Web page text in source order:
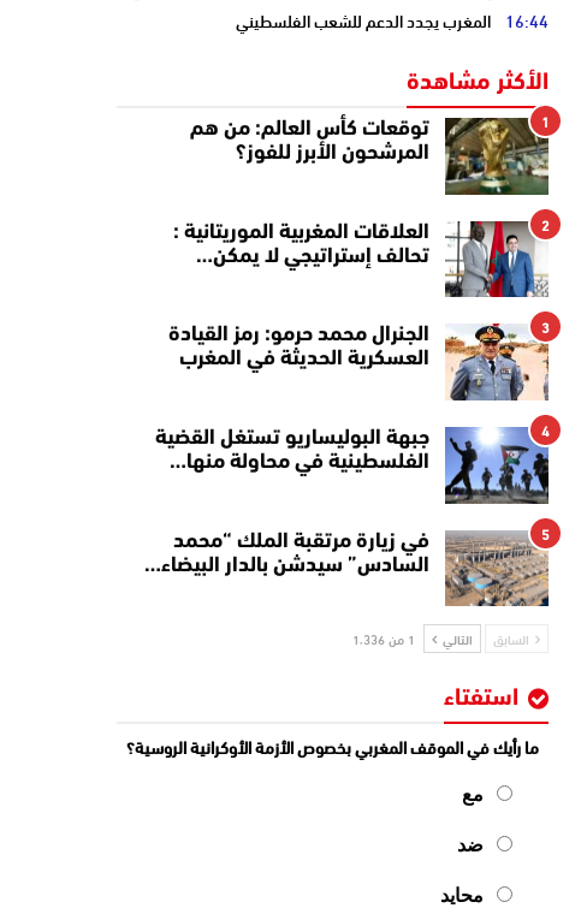
16:44 المغرب يجدد الدعم للشعب الفلسطيني
الأكثر مشاهدة
1
توقعات كأس العالم: من هم
المرشحون الأبرز للفوز؟
2
العلاقات المغربية الموريتانية :
تحالف إستراتيجي لا يمكن…
3
الجنرال محمد حرمو: رمز القيادة
العسكرية الحديثة في المغرب
4
جبهة البوليساريو تستغل القضية
الفلسطينية في محاولة منها…
5
في زيارة مرتقبة الملك “محمد
السادس” سيدشن بالدار البيضاء…
السابق التالي 1 من 1٬336
استفتاء
ما رأيك في الموقف المغربي بخصوص الأزمة الأوكرانية الروسية؟
مع
ضد
محايد